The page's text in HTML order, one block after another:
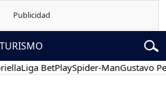
TURISMO
Liga BetPlaySpider-ManGustavo Petro